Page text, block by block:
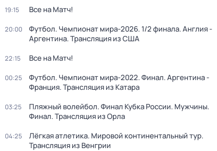
19:15 Все на Матч!
20:00
Футбол. Чемпионат мира-2026. 1/2 финала. Англия -
Аргентина. Трансляция из США
22:15 Все на Матч!
00:25
Футбол. Чемпионат мира-2022. Финал. Аргентина -
Франция. Трансляция из Катара
03:25
Пляжный волейбол. Финал Кубка России. Мужчины.
Финал. Трансляция из Орла
04:25
Лёгкая атлетика. Мировой континентальный тур.
Трансляция из Венгрии